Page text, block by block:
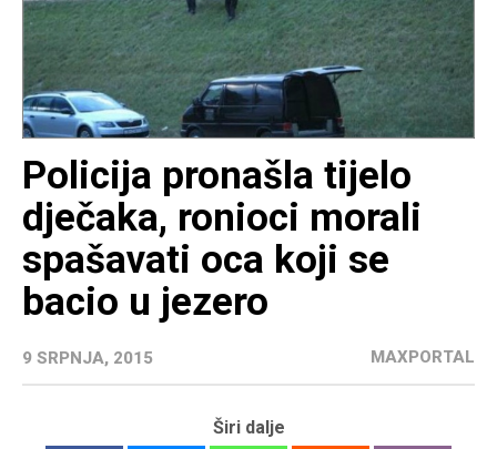
Policija pronašla tijelo
dječaka, ronioci morali
spašavati oca koji se
bacio u jezero
9 SRPNJA, 2015 MAXPORTAL
Širi dalje